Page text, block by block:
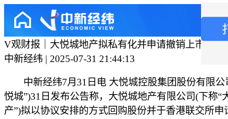
V观财报｜大悦城地产拟私有化并申请撤销上市地位
中新经纬 | 2025-07-31 21:44:13
中新经纬7月31日电 大悦城控股集团股份有限公
悦城”)31日发布公告称，大悦城地产有限公司(下称“
产”)拟以协议安排的方式回购股份并于香港联交所申